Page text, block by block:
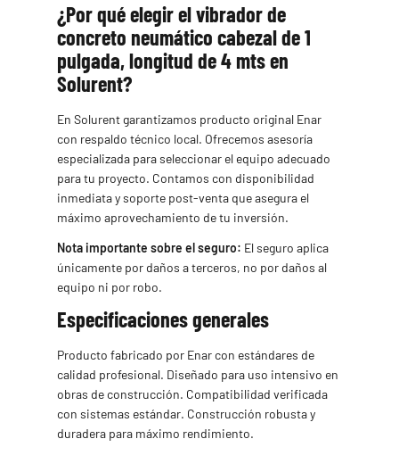
¿Por qué elegir el vibrador de
concreto neumático cabezal de 1
pulgada, longitud de 4 mts en
Solurent?
En Solurent garantizamos producto original Enar
con respaldo técnico local. Ofrecemos asesoría
especializada para seleccionar el equipo adecuado
para tu proyecto. Contamos con disponibilidad
inmediata y soporte post-venta que asegura el
máximo aprovechamiento de tu inversión.
Nota importante sobre el seguro: El seguro aplica
únicamente por daños a terceros, no por daños al
equipo ni por robo.
Especificaciones generales
Producto fabricado por Enar con estándares de
calidad profesional. Diseñado para uso intensivo en
obras de construcción. Compatibilidad verificada
con sistemas estándar. Construcción robusta y
duradera para máximo rendimiento.